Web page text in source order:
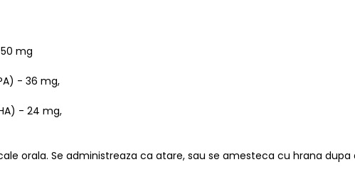
mg
- 36 mg,
- 24 mg,
orala. Se administreaza ca atare, sau se amesteca cu hrana dupa